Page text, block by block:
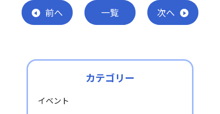
前へ 一覧 次へ
カテゴリー
イベント